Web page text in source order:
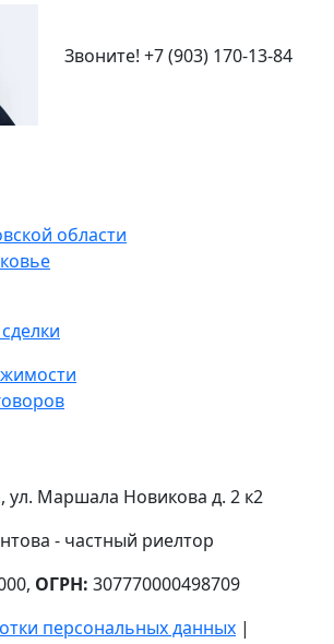
Звоните! +7 (903) 170-13-84
области
ул. Маршала Новикова д. 2 к2
- частный риелтор
ОГРН: 307770000498709
персональных данных |